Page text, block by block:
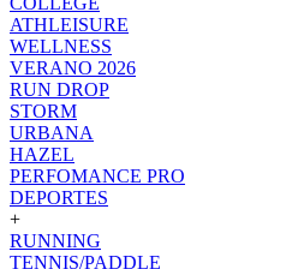
ATHLEISURE
WELLNESS
VERANO 2026
RUN DROP
STORM
URBANA
HAZEL
PERFOMANCE PRO
DEPORTES
+
RUNNING
TENNIS/PADDLE